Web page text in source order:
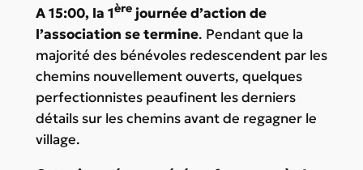
A 15:00, la 1èrejournée d’action de
l’association se termine. Pendant que la
majorité des bénévoles redescendent par les
chemins nouvellement ouverts, quelques
perfectionnistes peaufinent les derniers
détails sur les chemins avant de regagner le
village.